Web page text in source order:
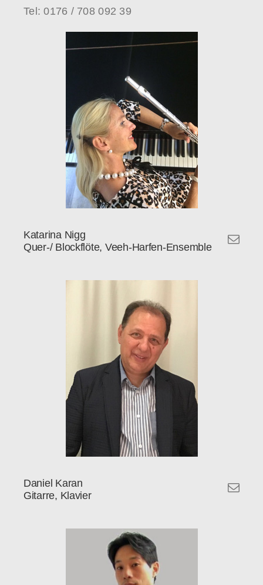
Tel: 0176 / 708 092 39
Katarina Nigg
Quer-/ Blockflöte, Veeh-Harfen-Ensemble
Daniel Karan
Gitarre, Klavier